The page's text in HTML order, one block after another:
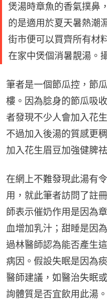
煲湯時章魚的香氣撲鼻
的是適用於夏天暑熱潮
街市便可以買齊所有材
在家中煲個消暑靚湯。
筆者是一個節瓜控，節
樓。因為腍身的節瓜吸
者發現不少人會加入花
不過加入後湯的質感更
加入花生眉豆加強健脾
在網上不難發現此湯有
用，就此筆者訪問了註
師表示催奶作用是因為
血增加乳汁；甜睡是因
過林醫師認為能否產生
病因。假設失眠是因為
醫師建議，如醫治失眠
詢體質是否宜飲用此湯。